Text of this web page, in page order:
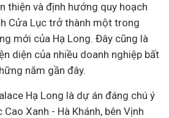
thiện và định hướng quy hoạch
Cửa Lục trở thành một trong
mới của Hạ Long. Đây cũng là
diện của nhiều doanh nghiệp bất
năm gần đây.
Hạ Long là dự án đáng chú ý
Xanh - Hà Khánh, bên Vịnh